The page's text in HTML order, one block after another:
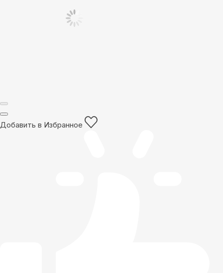
Добавить в Избранное